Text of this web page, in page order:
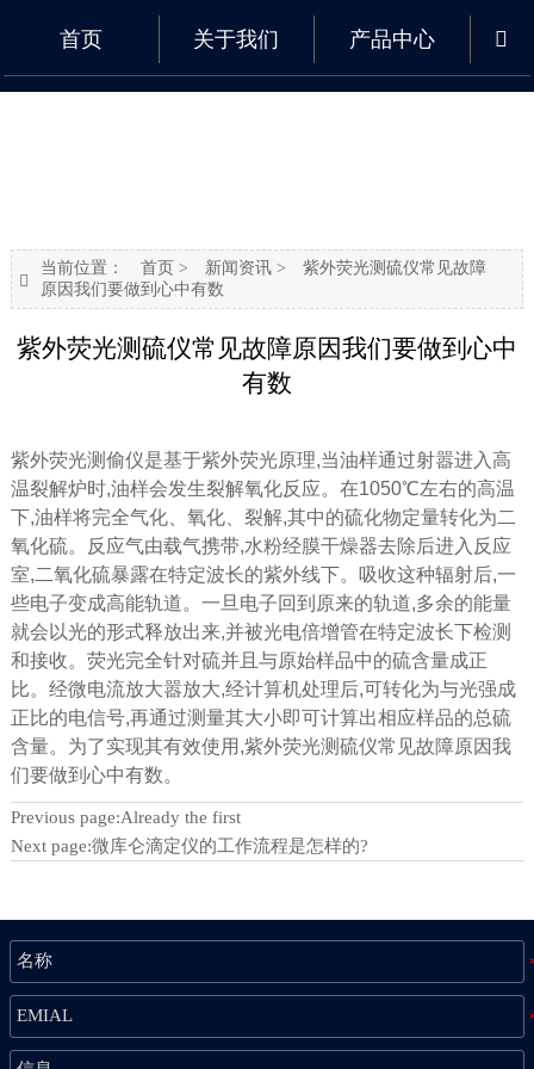
首页 关于我们 产品中心 

当前位置： 首页 > 新闻资讯>
紫外荧光测硫仪常见故障
原因我们要做到心中有数
紫外荧光测硫仪常见故障原因我们要做到心中
有数
紫外荧光测偷仪是基于紫外荧光原理,当油样通过射嚣进入高
温裂解炉时,油样会发生裂解氧化反应。在1050℃左右的高温
下,油样将完全气化、氧化、裂解,其中的硫化物定量转化为二
氧化硫。反应气由载气携带,水粉经膜干燥器去除后进入反应
室,二氧化硫暴露在特定波长的紫外线下。吸收这种辐射后,一
些电子变成高能轨道。一旦电子回到原来的轨道,多余的能量
就会以光的形式释放出来,并被光电倍增管在特定波长下检测
和接收。荧光完全针对硫并且与原始样品中的硫含量成正
比。经微电流放大嚣放大,经计算机处理后,可转化为与光强成
正比的电信号,再通过测量其大小即可计算出相应样品的总硫
含量。为了实现其有效使用,紫外荧光测硫仪常见故障原因我
们要做到心中有数。
Previous page:Already the first
Next page:微库仑滴定仪的工作流程是怎样的?